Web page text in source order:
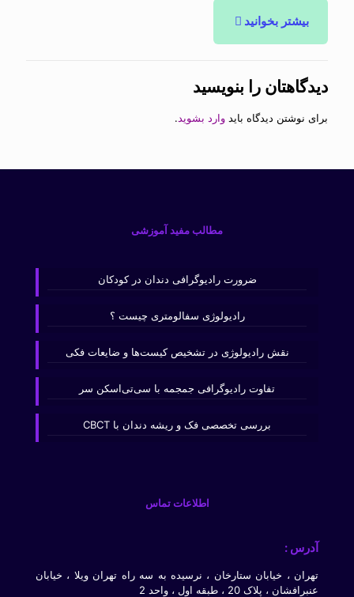
بیشتر بخوانید
دیدگاهتان را بنویسید
برای نوشتن دیدگاه باید وارد بشوید.
مطالب مفید آموزشی
ضرورت رادیوگرافی دندان در کودکان
رادیولوژی سفالومتری چیست ؟
نقش رادیولوژی در تشخیص کیست‌ها و ضایعات فکی
تفاوت رادیوگرافی جمجمه با سی‌تی‌اسکن سر
بررسی تخصصی فک و ریشه دندان با CBCT
اطلاعات تماس
آدرس :
تهران ، خیابان ستارخان ، نرسیده به سه راه تهران ویلا ، خیابان
عنبرافشان ، پلاک 20 ، طبقه اول ، واحد 2